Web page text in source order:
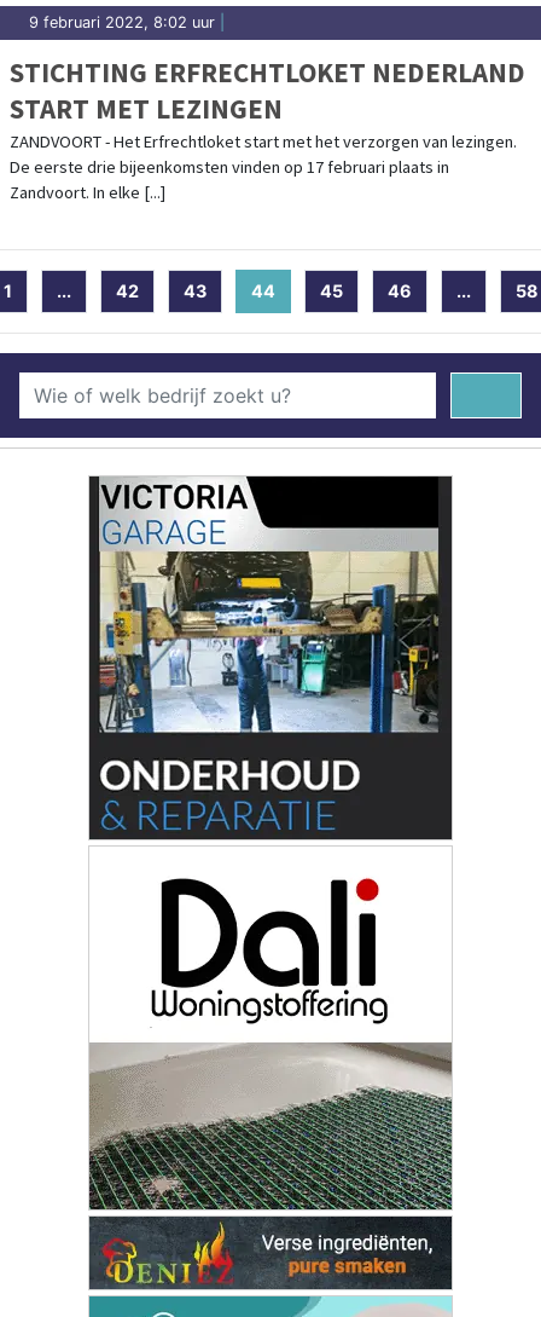
9 februari 2022, 8:02 uur
STICHTING ERFRECHTLOKET NEDERLAND
START MET LEZINGEN
ZANDVOORT - Het Erfrechtloket start met het verzorgen van lezingen.
De eerste drie bijeenkomsten vinden op 17 februari plaats in
Zandvoort. In elke [...]
1 ... 42 43 44 (current)
45 46 ... 58